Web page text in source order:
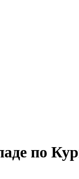
по